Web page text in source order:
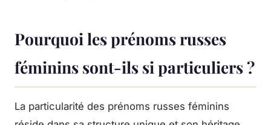
Pourquoi les prénoms russes
féminins sont-ils si particuliers ?
La particularité des prénoms russes féminins